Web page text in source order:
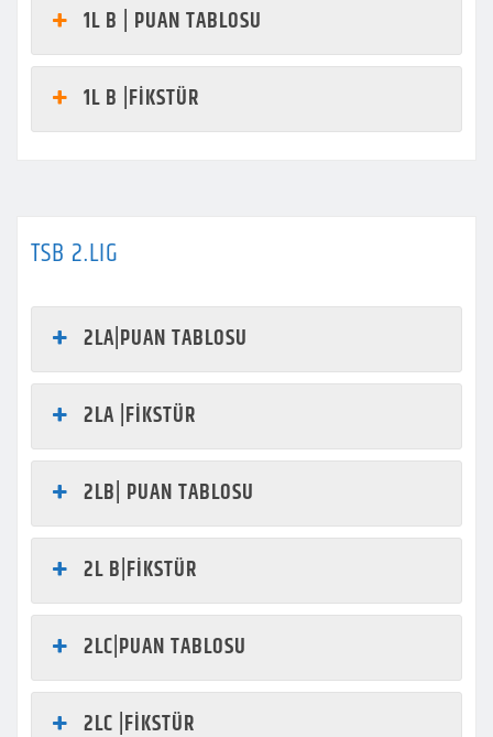
1L B | PUAN TABLOSU
1L B |FİKSTÜR
TSB 2.LIG
2LA|PUAN TABLOSU
2LA |FİKSTÜR
2LB| PUAN TABLOSU
2L B|FİKSTÜR
2LC|PUAN TABLOSU
2LC |FİKSTÜR